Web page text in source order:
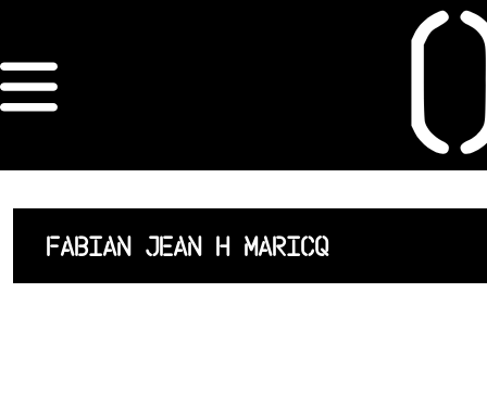
ORDRE DES
ARCHITECTES
ACCUEIL
LISTE DES
FABIAN JEAN H MARICQ